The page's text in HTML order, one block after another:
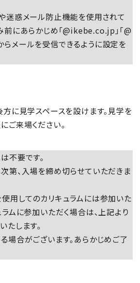
迷惑メール防止機能を使用されて
前にあらかじめ「@ikebe.co.jp」「@
メールを受信できるように設定を
方に見学スペースを設けます。見学を
ご来場ください。
不要です。
第、入場を締め切らせていただきま
用してのカリキュラムには参加いた
ムに参加いただく場合は、上記より
たします。
場合がございます。あらかじめご了